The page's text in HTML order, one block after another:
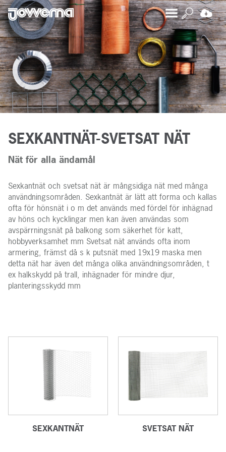
SEXKANTNÄT-SVETSAT NÄT
Nät för alla ändamål
Sexkantnät och svetsat nät är mångsidiga nät med många
användningsområden. Sexkantnät är lätt att forma och kallas
ofta för hönsnät i o m det används med fördel för inhägnad
av höns och kycklingar men kan även användas som
avspärrningsnät på balkong som säkerhet för katt,
hobbyverksamhet mm Svetsat nät används ofta inom
armering, främst då s k putsnät med 19x19 maska men
detta nät har även det många olika användningsområden, t
ex halkskydd på trall, inhägnader för mindre djur,
planteringsskydd mm
SEXKANTNÄT SVETSAT NÄT